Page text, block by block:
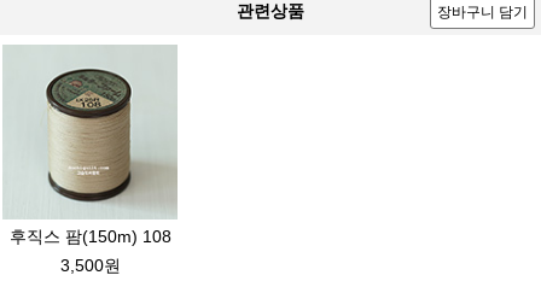
관련상품 장바구니 담기
후직스 팜(150m) 108
3,500원